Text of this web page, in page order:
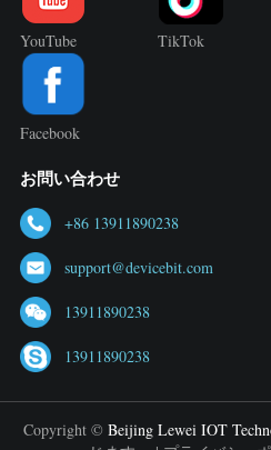
YouTube TikTok
Facebook
お問い合わせ
+86 13911890238
support@devicebit.com
13911890238
13911890238
Copyright © Beijing Lewei IOT